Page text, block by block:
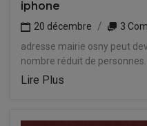
iphone
20 décembre
3
adresse mairie osny peut
nombre réduit de personnes.
Lire Plus